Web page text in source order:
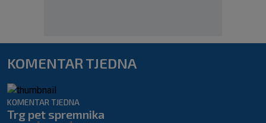
KOMENTAR TJEDNA
KOMENTAR TJEDNA
Trg pet spremnika